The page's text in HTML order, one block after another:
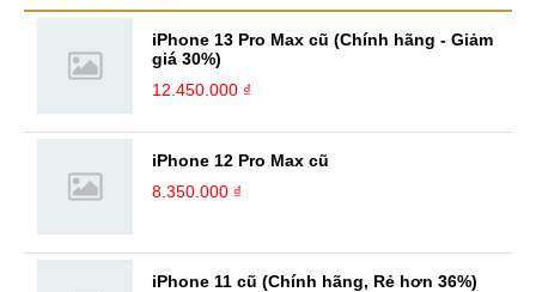
iPhone 13 Pro Max cũ (Chính hãng - Giảm
giá 30%)
12.450.000 ₫
iPhone 12 Pro Max cũ
8.350.000 ₫
iPhone 11 cũ (Chính hãng, Rẻ hơn 36%)